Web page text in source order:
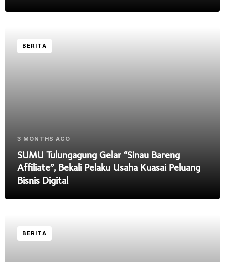
BERITA
3 MONTHS AGO
SUMU Tulungagung Gelar “Sinau Bareng
Affiliate”, Bekali Pelaku Usaha Kuasai Peluang
Bisnis Digital
BERITA